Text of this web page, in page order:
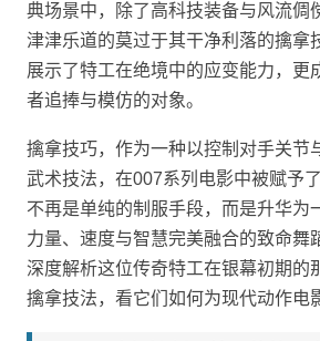
典场景中，除了高科技装备与风流倜
津津乐道的莫过于其干净利落的擒拿
展示了特工在绝境中的应变能力，更
者追捧与模仿的对象。
擒拿技巧，作为一种以控制对手关节
武术技法，在007系列电影中被赋予
不再是单纯的制服手段，而是升华
力量、速度与智慧完美融合的致命舞
深度解析这位传奇特工在银幕初期的
擒拿技法，看它们如何为现代动作电